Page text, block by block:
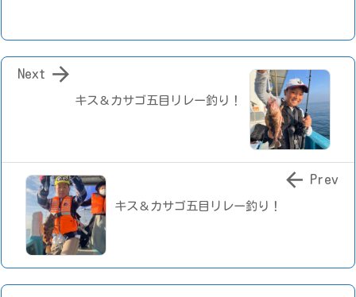
キス＆カサゴ五目リレー釣り！

Next
キス＆カサゴ五目リレー釣り！
 Prev